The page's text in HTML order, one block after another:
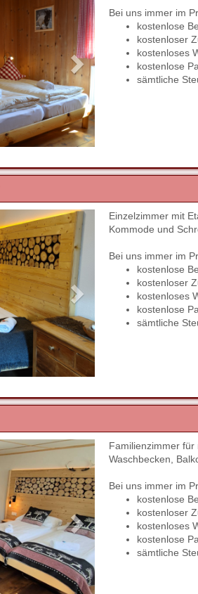
Bei uns immer im
kostenlose
kostenloser
kostenloses
kostenlose
sämtliche
Next
Einzelzimmer mit
Kommode und
Bei uns immer im
kostenlose
kostenloser
kostenloses
kostenlose
sämtliche
Next
Familienzimmer für
Waschbecken,
Bei uns immer im
kostenlose
kostenloser
kostenloses
kostenlose
sämtliche